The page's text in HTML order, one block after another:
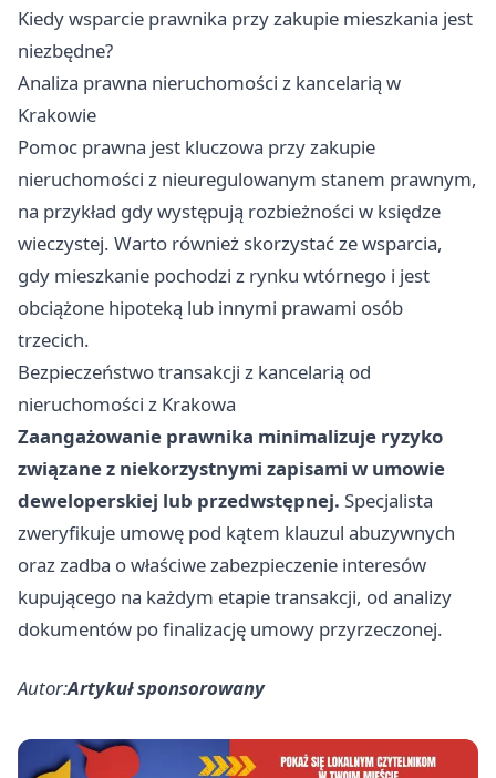
Kiedy wsparcie prawnika przy zakupie mieszkania jest
niezbędne?
Analiza prawna nieruchomości z kancelarią w
Krakowie
Pomoc prawna jest kluczowa przy zakupie
nieruchomości z nieuregulowanym stanem prawnym,
na przykład gdy występują rozbieżności w księdze
wieczystej. Warto również skorzystać ze wsparcia,
gdy mieszkanie pochodzi z rynku wtórnego i jest
obciążone hipoteką lub innymi prawami osób
trzecich.
Bezpieczeństwo transakcji z kancelarią od
nieruchomości z Krakowa
Zaangażowanie prawnika minimalizuje ryzyko
związane z niekorzystnymi zapisami w umowie
deweloperskiej lub przedwstępnej. Specjalista
zweryfikuje umowę pod kątem klauzul abuzywnych
oraz zadba o właściwe zabezpieczenie interesów
kupującego na każdym etapie transakcji, od analizy
dokumentów po finalizację umowy przyrzeczonej.
Autor:Artykuł sponsorowany